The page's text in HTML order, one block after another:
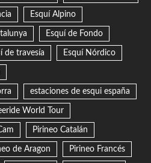
Esquí Alpino
Esquí de Fondo
de travesía Esquí Nórdico
estaciones de esqui españa
World Tour
Pirineo Catalán
de Aragon Pirineo Francés